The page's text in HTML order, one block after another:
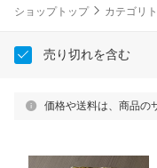
ショップトップ カテゴリ
売り切れを含む
価格や送料は、商品の